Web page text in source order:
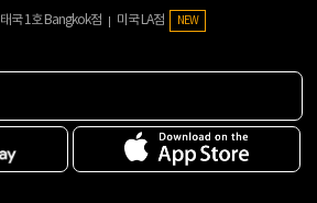
태국 1호 Bangkok점 미국 LA점 NEW